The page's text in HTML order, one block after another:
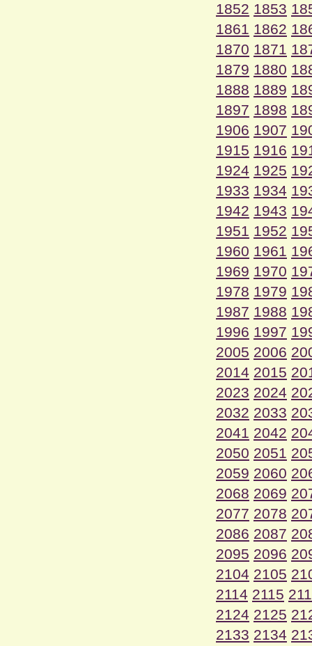
1852 1853
1861 1862
1870 1871
1879 1880
1888 1889
1897 1898
1906 1907
1915 1916
1924 1925
1933 1934
1942 1943
1951 1952
1960 1961
1969 1970
1978 1979
1987 1988
1996 1997
2005 2006
2014 2015
2023 2024
2032 2033
2041 2042
2050 2051
2059 2060
2068 2069
2077 2078
2086 2087
2095 2096
2104 2105
2114 2115
2124 2125
2133 2134